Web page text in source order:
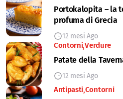
Portokalopita – la
profuma di Grecia
12 mesi Ago
Contorni Verdure
Patate della
12 mesi Ago
Antipasti Contorni